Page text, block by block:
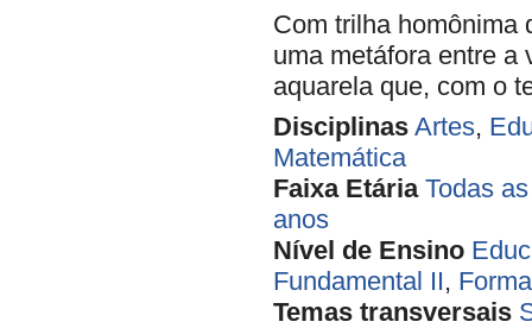
Com trilha homônima
uma metáfora entre a
aquarela que, com o
Disciplinas Artes,
Matemática
Faixa Etária Todas
anos
Nível de Ensino
Fundamental II,
Temas transversais